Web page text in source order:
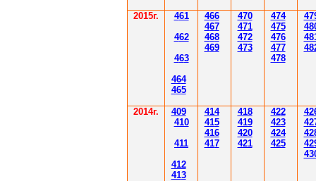
2015г. 461
462
463
464
465
466
467
468
469
470
471
472
473
474
475
476
477
478
2014г. 409
410
411
412
413
414
415
416
417
418
419
420
421
422
423
424
425